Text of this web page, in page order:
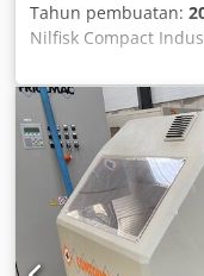
Tahun pembuatan:
Nilfisk Compact
CTS40 M Z22 400 V
explosion-proof The
and ready for
Machinery Purchase /
PRODUCTION &
Are you looking for
metalworking
looking to sell
options, please visit